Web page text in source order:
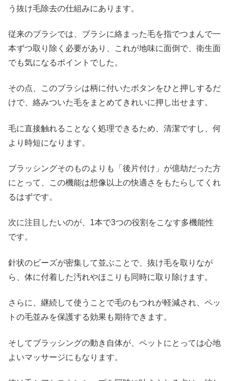
う抜け毛除去の仕組みにあります。
従来のブラシでは、ブラシに絡まった毛を指でつまんで一
本ずつ取り除く必要があり、これが地味に面倒で、衛生面
でも気になるポイントでした。
その点、このブラシは柄に付いたボタンをひと押しするだ
けで、絡みついた毛をまとめてきれいに押し出せます。
毛に直接触れることなく処理できるため、清潔ですし、何
より時短になります。
ブラッシングそのものよりも「後片付け」が億劫だった方
にとって、この機能は想像以上の快適さをもたらしてくれ
るはずです。
次に注目したいのが、1本で3つの役割をこなす多機能性
です。
針状のビーズが密集して並ぶことで、抜け毛を取りなが
ら、体に付着した汚れやほこりも同時に取り除けます。
さらに、継続して使うことで毛のもつれが軽減され、ペッ
トの毛並みを保護する効果も期待できます。
そしてブラッシングの動き自体が、ペットにとっては心地
よいマッサージにもなります。